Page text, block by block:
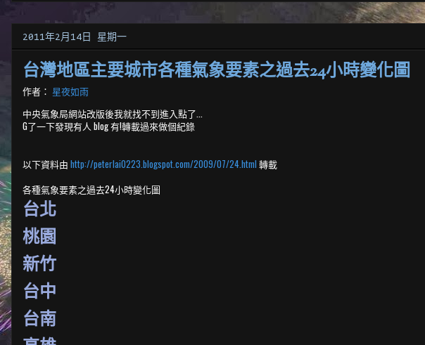
2011年2月14日 星期一
台灣地區主要城市各種氣象要素之過去24小時變化圖
作者： 星夜如雨
中央氣象局網站改版後我就找不到進入點了...
G了一下發現有人 blog 有!轉載過來做個紀錄
以下資料由 http://peterlai0223.blogspot.com/2009/07/24.html 轉載
各種氣象要素之過去24小時變化圖
台北
桃園
新竹
台中
台南